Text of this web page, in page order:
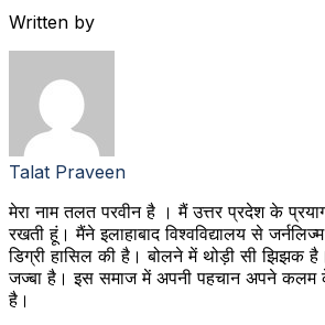
Written by
Talat Praveen
मेरा नाम तलत परवीन है । मैं उत्तर प्रदेश के
रखती हूं। मैंने इलाहाबाद विश्वविद्यालय से
डिग्री हासिल की है। बोलने में थोड़ी सी झिझक
जज्बा है। इस समाज में अपनी पहचान अपने कलम के
है।